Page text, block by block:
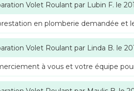
Volet Roulant par Lubin F. le
en plomberie demandée et
Volet Roulant par Linda B. le
à vous et votre équipe